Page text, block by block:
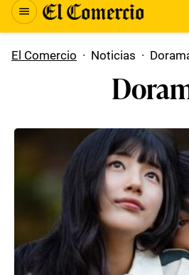
El Comercio · Noticias ·